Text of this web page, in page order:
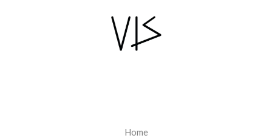
Home